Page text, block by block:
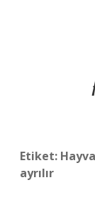
Etiket:
ayrılır